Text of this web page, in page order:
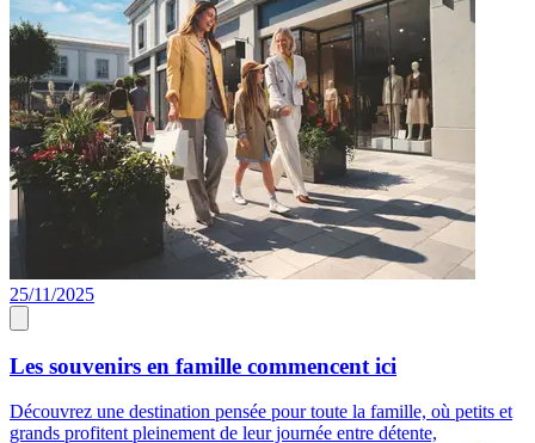
25/11/2025
Les souvenirs en famille commencent ici
Découvrez une destination pensée pour toute la famille, où petits et
grands profitent pleinement de leur journée entre détente,